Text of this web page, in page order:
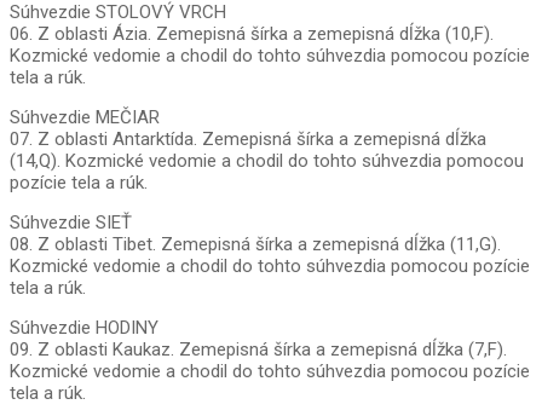
Súhvezdie STOLOVÝ VRCH
06. Z oblasti Ázia. Zemepisná šírka a zemepisná dĺžka (10,F).
Kozmické vedomie a chodil do tohto súhvezdia pomocou pozície
tela a rúk.
Súhvezdie MEČIAR
07. Z oblasti Antarktída. Zemepisná šírka a zemepisná dĺžka
(14,Q). Kozmické vedomie a chodil do tohto súhvezdia pomocou
pozície tela a rúk.
Súhvezdie SIEŤ
08. Z oblasti Tibet. Zemepisná šírka a zemepisná dĺžka (11,G).
Kozmické vedomie a chodil do tohto súhvezdia pomocou pozície
tela a rúk.
Súhvezdie HODINY
09. Z oblasti Kaukaz. Zemepisná šírka a zemepisná dĺžka (7,F).
Kozmické vedomie a chodil do tohto súhvezdia pomocou pozície
tela a rúk.